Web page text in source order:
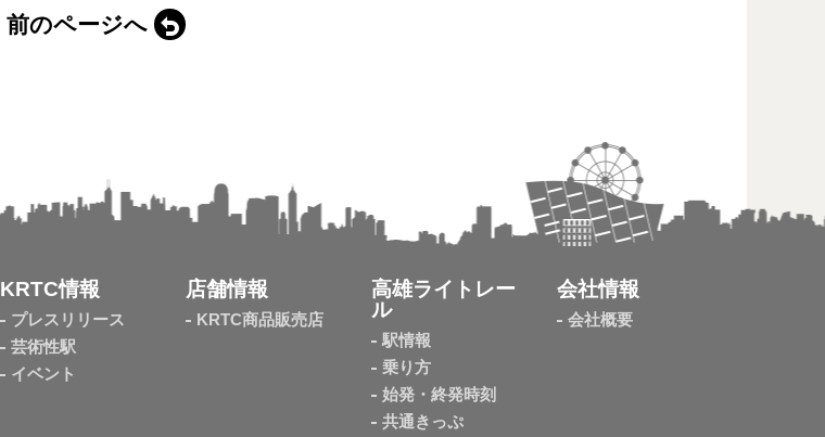
前のページへ
KRTC情報
プレスリリース
芸術性駅
イベント
店舗情報
KRTC商品販売店
高雄ライトレー
ル
駅情報
乗り方
始発・終発時刻
共通きっぷ
会社情報
会社概要